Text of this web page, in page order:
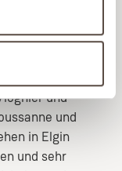
in
zu milden
und
und
in Elgin
und sehr